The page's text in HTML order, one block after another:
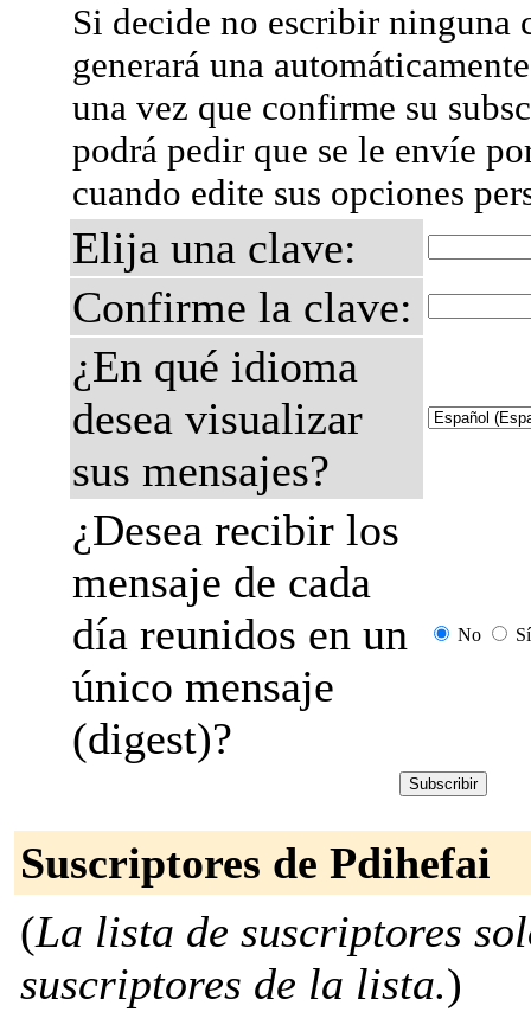
Si decide no escribir ninguna
generará una
una vez que confirme su
podrá pedir que se le envíe
cuando edite sus opciones
Elija una clave:
Confirme la clave:
¿En qué idioma
desea visualizar
sus mensajes?
¿Desea recibir los
mensaje de cada
día reunidos en un
único mensaje
(digest)?
No Sí
Suscriptores de Pdihefai
(La lista de suscriptores
suscriptores de la lista.)